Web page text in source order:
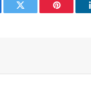
Twitter Pinterest